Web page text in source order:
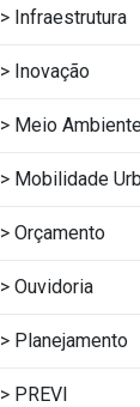
Infraestrutura
Inovação
Meio
Mobilidade
Orçamento
Ouvidoria
Planejamento
PREVI